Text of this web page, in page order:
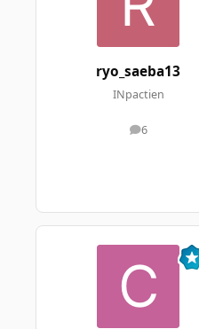
ryo_saeba13
INpactien
6
messages